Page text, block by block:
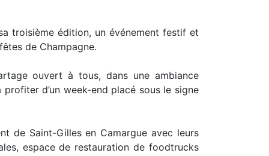
troisième édition, un événement festif et
de Champagne.
ouvert à tous, dans une ambiance
d’un week-end placé sous le signe
de Saint-Gilles en Camargue avec leurs
espace de restauration de foodtrucks